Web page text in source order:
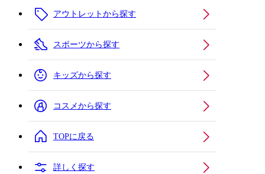
アウトレットから探す
スポーツから探す
キッズから探す
コスメから探す
TOPに戻る
詳しく探す